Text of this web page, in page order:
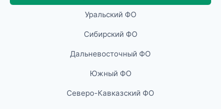
Уральский ФО
Сибирский ФО
Дальневосточный ФО
Южный ФО
Северо-Кавказский ФО